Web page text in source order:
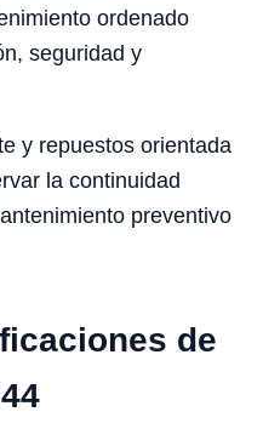
ordenado
seguridad y
y repuestos orientada
la continuidad
preventivo
de